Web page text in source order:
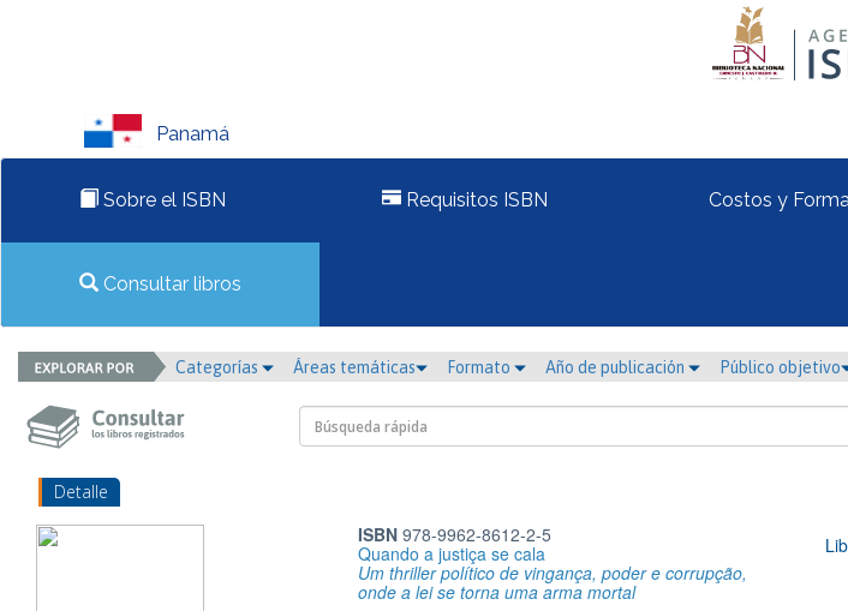
Panamá
Sobre el ISBN Requisitos ISBN Costos y
Consultar libros
Categorías Áreas temáticas Formato Año de publicación Público objetivo
Detalle
ISBN978-9962-8612-2-5
Quando a justiça se cala
Um thriller político de vingança, poder e corrupção,
onde a lei se torna uma arma mortal